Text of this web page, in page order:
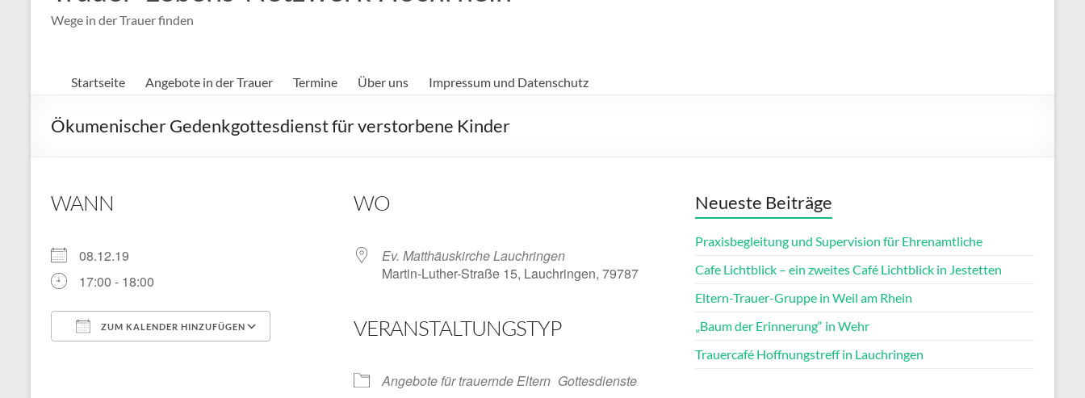
Wege in der Trauer finden
Startseite Angebote in der Trauer Termine Über uns Impressum und Datenschutz
Ökumenischer Gedenkgottesdienst für verstorbene Kinder
WANN
08.12.19
17:00 - 18:00
ZUM KALENDER HINZUFÜGEN
Office 365
WO
Ev. Matthäuskirche Lauchringen
Martin-Luther-Straße 15, Lauchringen, 79787
VERANSTALTUNGSTYP
Angebote für trauernde Eltern Gottesdienste
Neueste Beiträge
Praxisbegleitung und Supervision für Ehrenamtliche
Cafe Lichtblick – ein zweites Café Lichtblick in Jestetten
Eltern-Trauer-Gruppe in Weil am Rhein
„Baum der Erinnerung“ in Wehr
Trauercafé Hoffnungstreff in Lauchringen